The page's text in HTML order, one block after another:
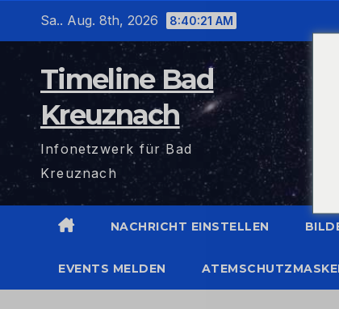
Sa.. Aug. 8th, 2026 8:40:22 AM
Timeline Bad
Kreuznach
Infonetzwerk für Bad
Kreuznach
NACHRICHT EINSTELLEN
EVENTS MELDEN